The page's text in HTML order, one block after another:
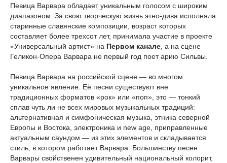
Певица Варвара обладает уникальным голосом с широким
диапазоном. За свою творческую жизнь этно-дива исполняла
старинные славянские композиции, возраст которых
составляет более трехсот лет, принимала участие в проекте
«Универсальный артист» на Первом канале , а на сцене
Геликон-Опера Варвара не первый год поет арию Сильвы.
Певица Варвара на российской сцене — во многом
уникальное явление. Её песни существуют вне
традиционных форматов «рок» или «поп», это — тонкий
сплав чуть ли не всех мировых музыкальных традиций:
альтернативная и симфоническая музыка, этника северной
Европы и Востока, электроника и new age, приправленные
актуальным саундом — из этих элементов и складывается
стиль, в котором работает Варвара. Большинству песен
Варвары свойственен удивительный национальный колорит,